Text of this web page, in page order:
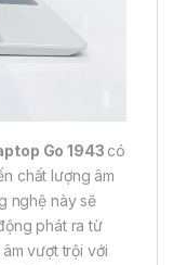
Go 1943 có
chất lượng âm
nghệ này sẽ
phát ra từ
vượt trội với